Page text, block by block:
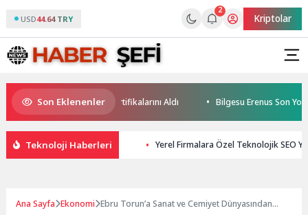
USD44.64 TRY
2
Kriptolar
Son Eklenenler
Geleceğin Yüzücüleri Sertifikalarını Aldı Bilgesu Erenus Son
Teknoloji Haberleri Yerel Firmalara Özel Teknolojik SEO
Ana Sayfa Ekonomi Ebru Torun’a Sanat ve Cemiyet Dünyasından